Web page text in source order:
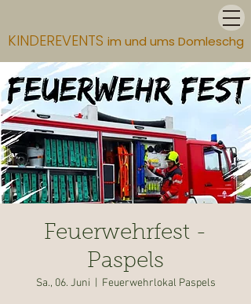
KINDEREVENTS im und ums Domleschg
Feuerwehrfest -
Paspels
Sa., 06. Juni Feuerwehrlokal Paspels